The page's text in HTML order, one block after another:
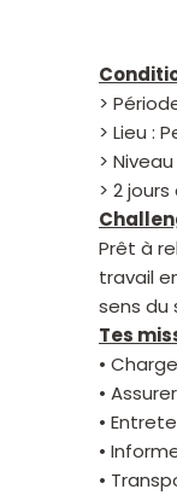
>
> Lieu :
>
> 2
Prêt à
travail
sens du
Tes
•
•
•
•
•